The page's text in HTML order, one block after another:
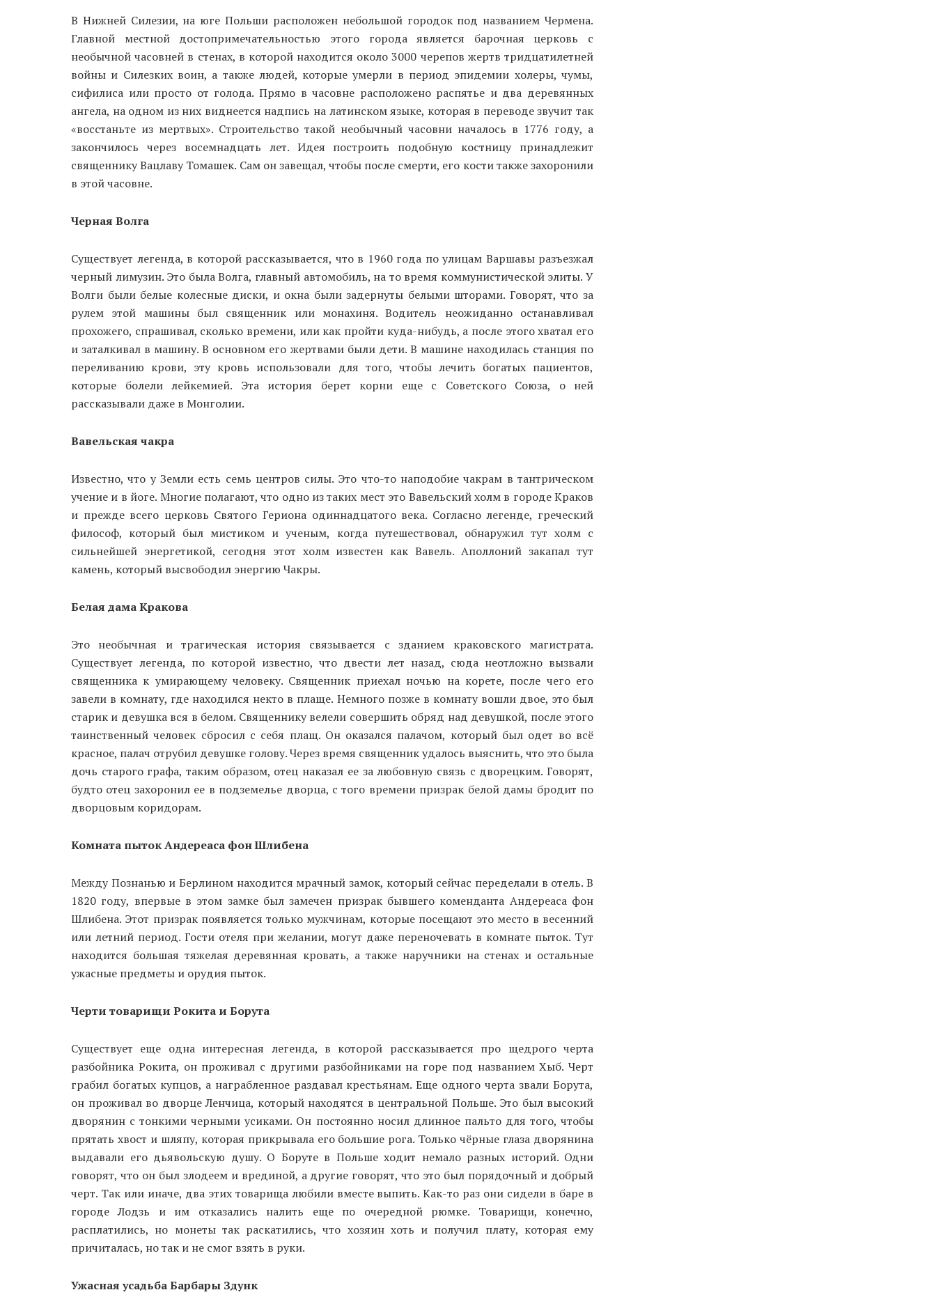
В Нижней Силезии, на юге Польши расположен небольшой городок под названием Чермена.
Главной местной достопримечательностью этого города является барочная церковь с
необычной часовней в стенах, в которой находится около 3000 черепов жертв тридцатилетней
войны и Силезких воин, а также людей, которые умерли в период эпидемии холеры, чумы,
сифилиса или просто от голода. Прямо в часовне расположено распятье и два деревянных
ангела, на одном из них виднеется надпись на латинском языке, которая в переводе звучит так
«восстаньте из мертвых». Строительство такой необычный часовни началось в 1776 году, а
закончилось через восемнадцать лет. Идея построить подобную костницу принадлежит
священнику Вацлаву Томашек. Сам он завещал, чтобы после смерти, его кости также захоронили
в этой часовне.
Черная Волга
Существует легенда, в которой рассказывается, что в 1960 года по улицам Варшавы разъезжал
черный лимузин. Это была Волга, главный автомобиль, на то время коммунистической элиты. У
Волги были белые колесные диски, и окна были задернуты белыми шторами. Говорят, что за
рулем этой машины был священник или монахиня. Водитель неожиданно останавливал
прохожего, спрашивал, сколько времени, или как пройти куда-нибудь, а после этого хватал его
и заталкивал в машину. В основном его жертвами были дети. В машине находилась станция по
переливанию крови, эту кровь использовали для того, чтобы лечить богатых пациентов,
которые болели лейкемией. Эта история берет корни еще с Советского Союза, о ней
рассказывали даже в Монголии.
Вавельская чакра
Известно, что у Земли есть семь центров силы. Это что-то наподобие чакрам в тантрическом
учение и в йоге. Многие полагают, что одно из таких мест это Вавельский холм в городе Краков
и прежде всего церковь Святого Гериона одиннадцатого века. Согласно легенде, греческий
философ, который был мистиком и ученым, когда путешествовал, обнаружил тут холм с
сильнейшей энергетикой, сегодня этот холм известен как Вавель. Аполлоний закапал тут
камень, который высвободил энергию Чакры.
Белая дама Кракова
Это необычная и трагическая история связывается с зданием краковского магистрата.
Существует легенда, по которой известно, что двести лет назад, сюда неотложно вызвали
священника к умирающему человеку. Священник приехал ночью на корете, после чего его
завели в комнату, где находился некто в плаще. Немного позже в комнату вошли двое, это был
старик и девушка вся в белом. Священнику велели совершить обряд над девушкой, после этого
таинственный человек сбросил с себя плащ. Он оказался палачом, который был одет во всё
красное, палач отрубил девушке голову. Через время священник удалось выяснить, что это была
дочь старого графа, таким образом, отец наказал ее за любовную связь с дворецким. Говорят,
будто отец захоронил ее в подземелье дворца, с того времени призрак белой дамы бродит по
дворцовым коридорам.
Комната пыток Андереаса фон Шлибена
Между Познанью и Берлином находится мрачный замок, который сейчас переделали в отель. В
1820 году, впервые в этом замке был замечен призрак бывшего коменданта Андереаса фон
Шлибена. Этот призрак появляется только мужчинам, которые посещают это место в весенний
или летний период. Гости отеля при желании, могут даже переночевать в комнате пыток. Тут
находится большая тяжелая деревянная кровать, а также наручники на стенах и остальные
ужасные предметы и орудия пыток.
Черти товарищи Рокита и Борута
Существует еще одна интересная легенда, в которой рассказывается про щедрого черта
разбойника Рокита, он проживал с другими разбойниками на горе под названием Хыб. Черт
грабил богатых купцов, а награбленное раздавал крестьянам. Еще одного черта звали Борута,
он проживал во дворце Ленчица, который находятся в центральной Польше. Это был высокий
дворянин с тонкими черными усиками. Он постоянно носил длинное пальто для того, чтобы
прятать хвост и шляпу, которая прикрывала его большие рога. Только чёрные глаза дворянина
выдавали его дьявольскую душу. О Боруте в Польше ходит немало разных историй. Одни
говорят, что он был злодеем и врединой, а другие говорят, что это был порядочный и добрый
черт. Так или иначе, два этих товарища любили вместе выпить. Как-то раз они сидели в баре в
городе Лодзь и им отказались налить еще по очередной рюмке. Товарищи, конечно,
расплатились, но монеты так раскатились, что хозяин хоть и получил плату, которая ему
причиталась, но так и не смог взять в руки.
Ужасная усадьба Барбары Здунк